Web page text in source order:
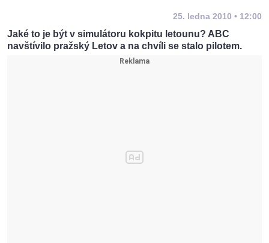
25. ledna 2010 • 12:00
Jaké to je být v simulátoru kokpitu letounu? ABC
navštívilo pražský Letov a na chvíli se stalo pilotem.